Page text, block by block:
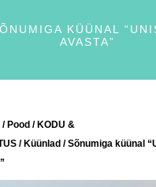
KÜÜNAL
AVASTA”
/ Pood / KODU &
/ Küünlad / Sõnumiga küünal